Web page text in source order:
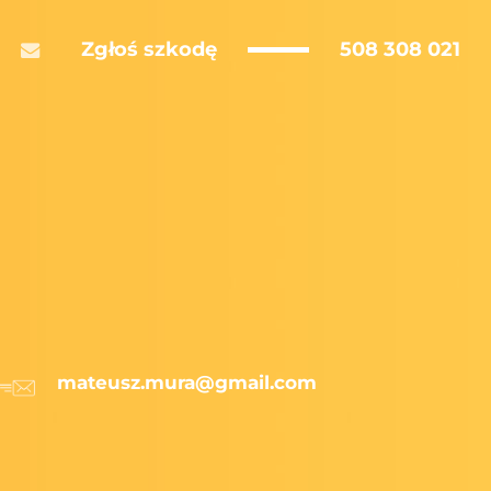
Zgłoś szkodę 508 308 021
email
mateusz.mura@gmail.com